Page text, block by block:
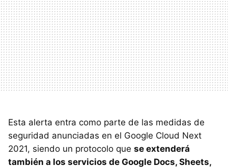
Esta alerta entra como parte de las medidas de
seguridad anunciadas en el Google Cloud Next
2021, siendo un protocolo que se extenderá
también a los servicios de Google Docs, Sheets,